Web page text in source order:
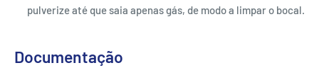
pulverize até que saia apenas gás, de modo a limpar o bocal.
Documentação